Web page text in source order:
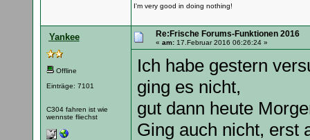
I'm very good in doing nothing!
Yankee
Offline
Einträge: 7101
C304 fahren ist wie
wennste fliechst
Re:Frische Forums-Funktionen 2016
« am:17.Februar 2016 06:26:24 »
Ich habe gestern
ging es nicht,
gut dann heute
Ging auch nicht, erst